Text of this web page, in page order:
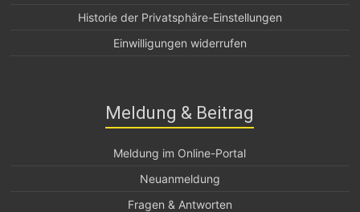
Historie der Privatsphäre-Einstellungen
Einwilligungen widerrufen
Meldung & Beitrag
Meldung im Online-Portal
Neuanmeldung
Fragen & Antworten